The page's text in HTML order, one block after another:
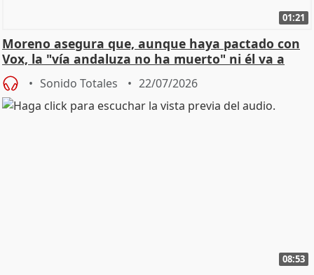
01:21
Moreno asegura que, aunque haya pactado con
Vox, la "vía andaluza no ha muerto" ni él va a
"cambiar"
Sonido Totales 22/07/2026
08:53